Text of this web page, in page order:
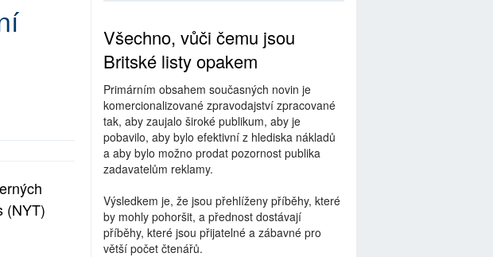
(NYT)
Všechno, vůči čemu jsou
Britské listy opakem
Primárním obsahem současných novin je
komercionalizované zpravodajství zpracované
tak, aby zaujalo široké publikum, aby je
pobavilo, aby bylo efektivní z hlediska nákladů
a aby bylo možno prodat pozornost publika
zadavatelům reklamy.
Výsledkem je, že jsou přehlíženy příběhy, které
by mohly pohoršit, a přednost dostávají
příběhy, které jsou přijatelné a zábavné pro
větší počet čtenářů.